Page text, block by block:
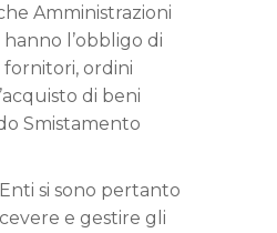
Amministrazioni
l’obbligo di
fornitori, ordini
di beni
Smistamento
si sono pertanto
e gestire gli